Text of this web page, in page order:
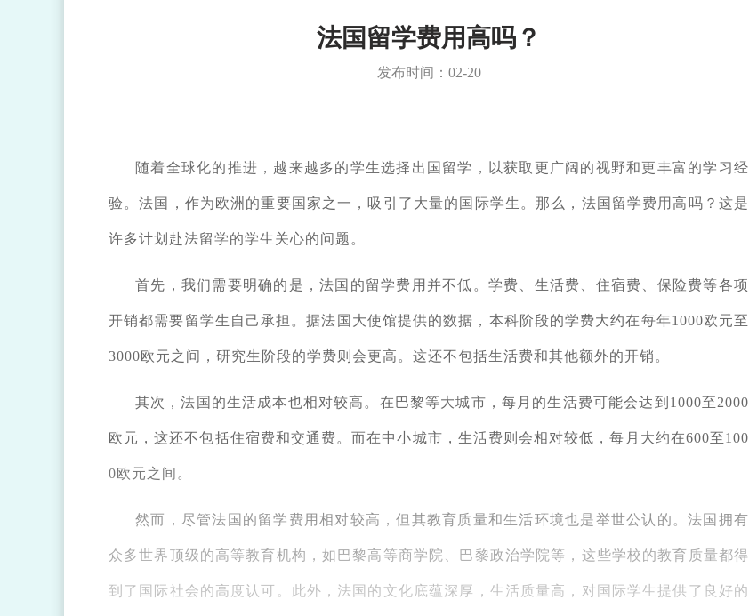
法国留学费用高吗？
发布时间：02-20
随着全球化的推进，越来越多的学生选择出国留学，以获取更广阔的视野和更丰富的学习经
验。法国，作为欧洲的重要国家之一，吸引了大量的国际学生。那么，法国留学费用高吗？这是
许多计划赴法留学的学生关心的问题。
首先，我们需要明确的是，法国的留学费用并不低。学费、生活费、住宿费、保险费等各项
开销都需要留学生自己承担。据法国大使馆提供的数据，本科阶段的学费大约在每年1000欧元至
3000欧元之间，研究生阶段的学费则会更高。这还不包括生活费和其他额外的开销。
其次，法国的生活成本也相对较高。在巴黎等大城市，每月的生活费可能会达到1000至2000
欧元，这还不包括住宿费和交通费。而在中小城市，生活费则会相对较低，每月大约在600至100
0欧元之间。
然而，尽管法国的留学费用相对较高，但其教育质量和生活环境也是举世公认的。法国拥有
众多世界顶级的高等教育机构，如巴黎高等商学院、巴黎政治学院等，这些学校的教育质量都得
到了国际社会的高度认可。此外，法国的文化底蕴深厚，生活质量高，对国际学生提供了良好的